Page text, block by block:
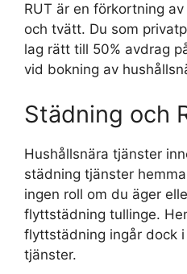
RUT är en förkortning
och tvätt. Du som
lag rätt till 50% avdrag
vid bokning av
Städning och
Hushållsnära tjänster
städning tjänster
ingen roll om du äger
flyttstädning tullinge.
flyttstädning ingår dock
tjänster.